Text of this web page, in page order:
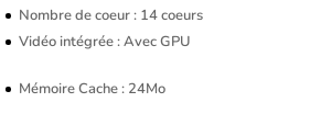
Nombre de coeur : 14 coeurs
Vidéo intégrée : Avec GPU
Mémoire Cache : 24Mo